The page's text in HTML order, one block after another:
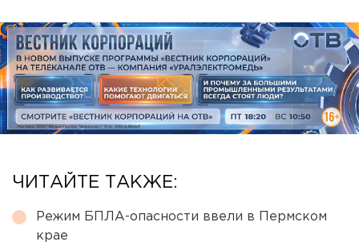
ЧИТАЙТЕ ТАКЖЕ:
Режим БПЛА-опасности ввели в Пермском
крае